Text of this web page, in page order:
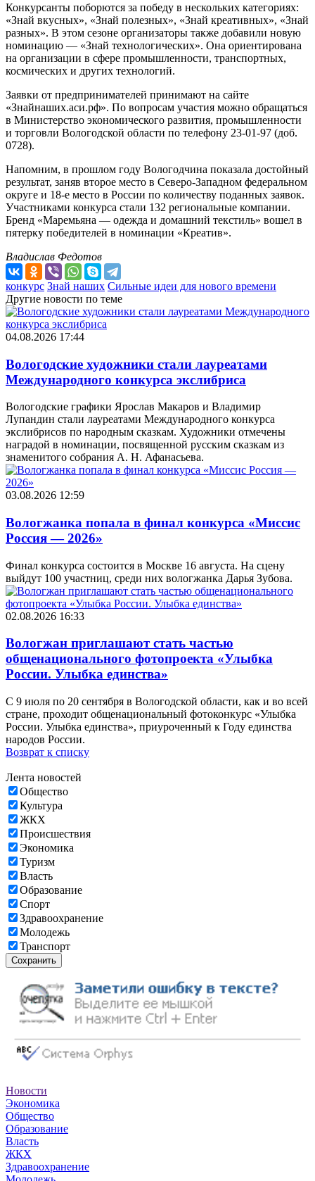
Конкурсанты поборются за победу в нескольких категориях:
«Знай вкусных», «Знай полезных», «Знай креативных», «Знай
разных». В этом сезоне организаторы также добавили новую
номинацию — «Знай технологических». Она ориентирована
на организации в сфере промышленности, транспортных,
космических и других технологий.
Заявки от предпринимателей принимают на сайте
«Знайнаших.аси.рф». По вопросам участия можно обращаться
в Министерство экономического развития, промышленности
и торговли Вологодской области по телефону 23-01-97 (доб.
0728).
Напомним, в прошлом году Вологодчина показала достойный
результат, заняв второе место в Северо-Западном федеральном
округе и 18-е место в России по количеству поданных заявок.
Участниками конкурса стали 132 региональные компании.
Бренд «Маремьяна — одежда и домашний текстиль» вошел в
пятерку победителей в номинации «Креатив».
Владислав Федотов
конкурс Знай наших Сильные идеи для нового времени
Другие новости по теме
04.08.2026 17:44
Вологодские художники стали лауреатами
Международного конкурса экслибриса
Вологодские графики Ярослав Макаров и Владимир
Лупандин стали лауреатами Международного конкурса
экслибрисов по народным сказкам. Художники отмечены
наградой в номинации, посвященной русским сказкам из
знаменитого собрания А. Н. Афанасьева.
03.08.2026 12:59
Вологжанка попала в финал конкурса «Миссис
Россия — 2026»
Финал конкурса состоится в Москве 16 августа. На сцену
выйдут 100 участниц, среди них вологжанка Дарья Зубова.
02.08.2026 16:33
Вологжан приглашают стать частью
общенационального фотопроекта «Улыбка
России. Улыбка единства»
С 9 июля по 20 сентября в Вологодской области, как и во всей
стране, проходит общенациональный фотоконкурс «Улыбка
России. Улыбка единства», приуроченный к Году единства
народов России.
Возврат к списку
Лента новостей
Общество
Культура
ЖКХ
Происшествия
Экономика
Туризм
Власть
Образование
Спорт
Здравоохранение
Молодежь
Транспорт
Сохранить
Новости
Экономика
Общество
Образование
Власть
ЖКХ
Здравоохранение